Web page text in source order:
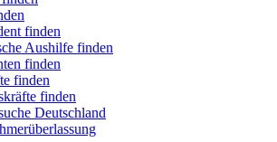
finden
Aushilfe finden
finden
finden
finden
Deutschland